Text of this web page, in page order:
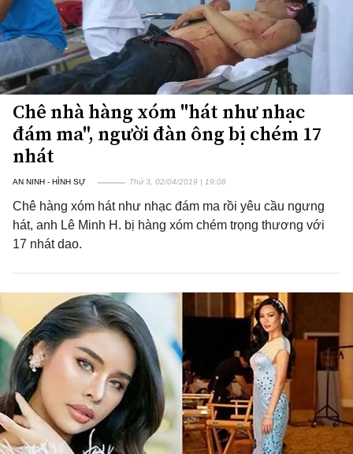
Chê nhà hàng xóm "hát như nhạc
đám ma", người đàn ông bị chém 17
nhát
AN NINH - HÌNH SỰ Thứ 3, 02/04/2019 | 19:08
Chê hàng xóm hát như nhạc đám ma rồi yêu cầu ngưng
hát, anh Lê Minh H. bị hàng xóm chém trọng thương với
17 nhát dao.